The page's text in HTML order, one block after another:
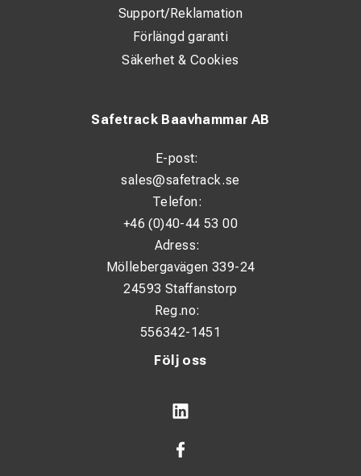
Följ oss
Safetrack Baavhammar AB
E-post:
sales@safetrack.se
Telefon:
+46 (0)40-44 53 00
Adress:
Möllebergavägen 339-24
24593 Staffanstorp
Reg.no:
556342-1451
Support/Reklamation
Förlängd garanti
Säkerhet & Cookies